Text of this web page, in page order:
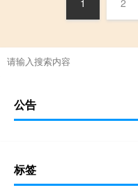
公告
标签